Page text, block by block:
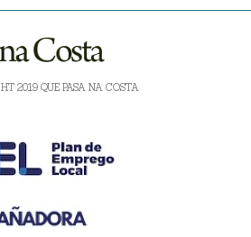
2019 QUE PASA NA COSTA